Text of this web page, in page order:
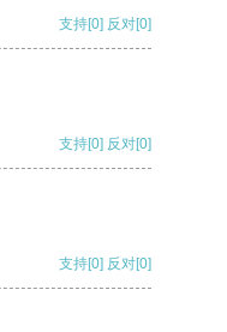
支持[0] 反对[0]
支持[0] 反对[0]
支持[0] 反对[0]